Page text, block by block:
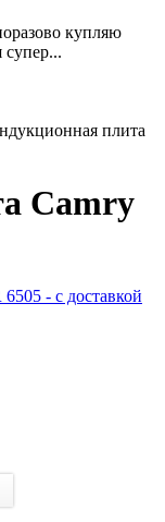
купляю
супер...
плита
Camry